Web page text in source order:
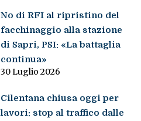
No di RFI al ripristino del
facchinaggio alla stazione
di Sapri, PSI: «La battaglia
continua»
30 Luglio 2026
Cilentana chiusa oggi per
lavori: stop al traffico dalle